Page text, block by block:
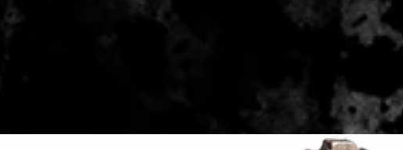
Termen de livrare: 1 - 2 zile lucratoare, din momentul